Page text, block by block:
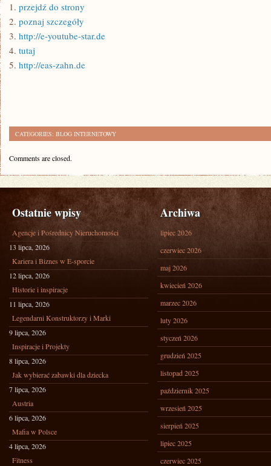
1. przejdź do strony
2. poznaj szczegóły
3. http://e-youtube-star.de
4. tutaj
5. http://eas-zahn.de
CATEGORIES: BLOG INTERNETOWY
Comments are closed.
Ostatnie wpisy
Agencje i Pośrednicy Nieruchomości
13 lipca, 2026
Kariera i Biznes w E-sporcie
12 lipca, 2026
Historie i inspiracje
11 lipca, 2026
Legendarni Konstruktorzy i Marki
9 lipca, 2026
Inspiracje i Projekty
8 lipca, 2026
Jak wybierać zabawki dla dziecka
7 lipca, 2026
Austria
6 lipca, 2026
Mafia w Polsce
4 lipca, 2026
Fitness
Archiwa
lipiec 2026
czerwiec 2026
maj 2026
kwiecień 2026
marzec 2026
luty 2026
styczeń 2026
grudzień 2025
listopad 2025
październik 2025
wrzesień 2025
sierpień 2025
lipiec 2025
czerwiec 2025